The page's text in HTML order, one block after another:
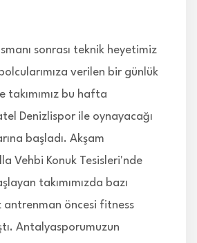
sonrası teknik heyetimiz
verilen bir günlük
takımımız bu hafta
Denizlispor ile oynayacağı
başladı. Akşam
Vehbi Konuk Tesisleri'nde
takımımızda bazı
antrenman öncesi fitness
Antalyasporumuzun